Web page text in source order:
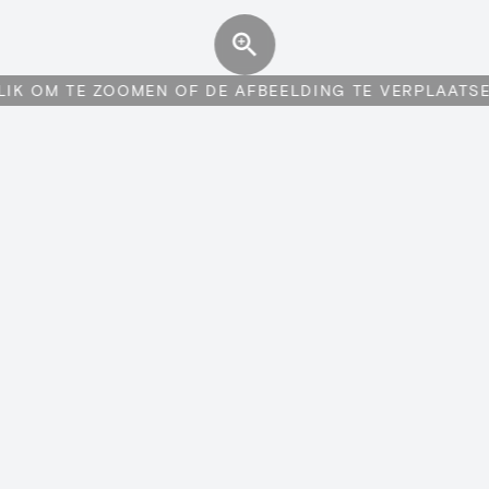
OM TE ZOOMEN OF DE AFBEELDING TE